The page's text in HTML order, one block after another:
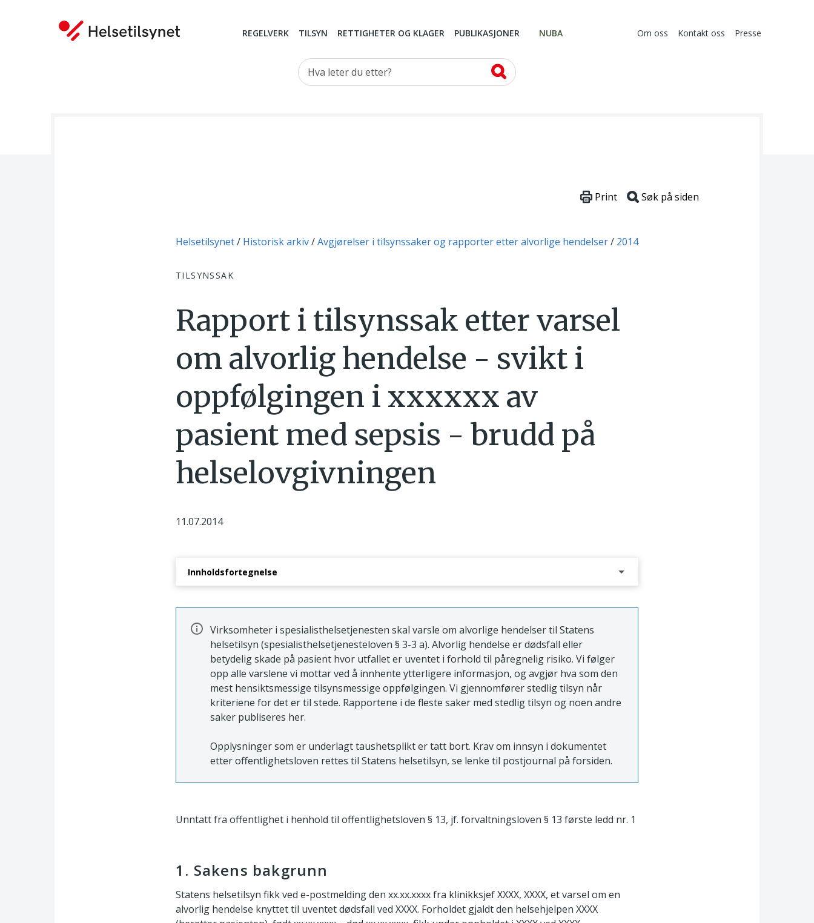
REGELVERK TILSYN RETTIGHETER OG KLAGER PUBLIKASJONER NUBA Om oss Kontakt oss Presse
Hva leter du etter?
Du er her:
Helsetilsynet Historisk arkiv Avgjørelser i tilsynssaker og rapporter etter alvorlige hendelser 2014
TILSYNSSAK
Print Søk på siden
Rapport i tilsynssak etter varsel
om alvorlig hendelse - svikt i
oppfølgingen i xxxxxx av
pasient med sepsis - brudd på
helselovgivningen
11.07.2014
Innholdsfortegnelse
Virksomheter i spesialisthelsetjenesten skal varsle om alvorlige hendelser til Statens
helsetilsyn (spesialisthelsetjenesteloven § 3-3 a). Alvorlig hendelse er dødsfall eller
betydelig skade på pasient hvor utfallet er uventet i forhold til påregnelig risiko. Vi følger
opp alle varslene vi mottar ved å innhente ytterligere informasjon, og avgjør hva som den
mest hensiktsmessige tilsynsmessige oppfølgingen. Vi gjennomfører stedlig tilsyn når
kriteriene for det er til stede. Rapportene i de fleste saker med stedlig tilsyn og noen andre
saker publiseres her.
Opplysninger som er underlagt taushetsplikt er tatt bort. Krav om innsyn i dokumentet
etter offentlighetsloven rettes til Statens helsetilsyn, se lenke til postjournal på forsiden.
Unntatt fra offentlighet i henhold til offentlighetsloven § 13, jf. forvaltningsloven § 13 første ledd nr. 1
1. Sakens bakgrunn
Statens helsetilsyn fikk ved e-postmelding den xx.xx.xxxx fra klinikksjef XXXX, XXXX, et varsel om en
alvorlig hendelse knyttet til uventet dødsfall ved XXXX. Forholdet gjaldt den helsehjelpen XXXX